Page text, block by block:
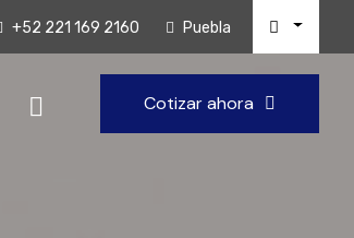
+52 221 169 2160 Puebla
Cotizar ahora